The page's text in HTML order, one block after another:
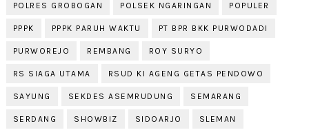
POLRES GROBOGAN POLSEK NGARINGAN POPULER
PPPK PPPK PARUH WAKTU PT BPR BKK PURWODADI
PURWOREJO REMBANG ROY SURYO
RS SIAGA UTAMA RSUD KI AGENG GETAS PENDOWO
SAYUNG SEKDES ASEMRUDUNG SEMARANG
SERDANG SHOWBIZ SIDOARJO SLEMAN